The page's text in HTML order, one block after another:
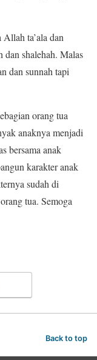
ta’ala dan
dan shalehah. Malas
dan sunnah tapi
orang tua
anaknya menjadi
bersama anak
karakter anak
sudah di
tua. Semoga
Back to top